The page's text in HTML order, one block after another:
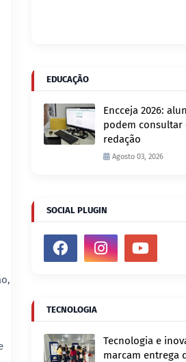
EDUCAÇÃO
Encceja 2026:
podem consultar
redação
Agosto 03, 2026
SOCIAL PLUGIN
TECNOLOGIA
Tecnologia e
marcam entrega